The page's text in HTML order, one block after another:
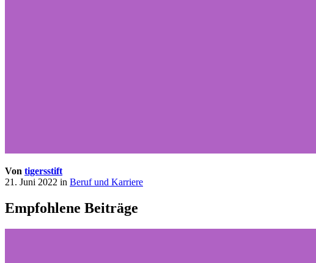
Von tigersstift
21. Juni 2022 in Beruf und Karriere
Empfohlene Beiträge